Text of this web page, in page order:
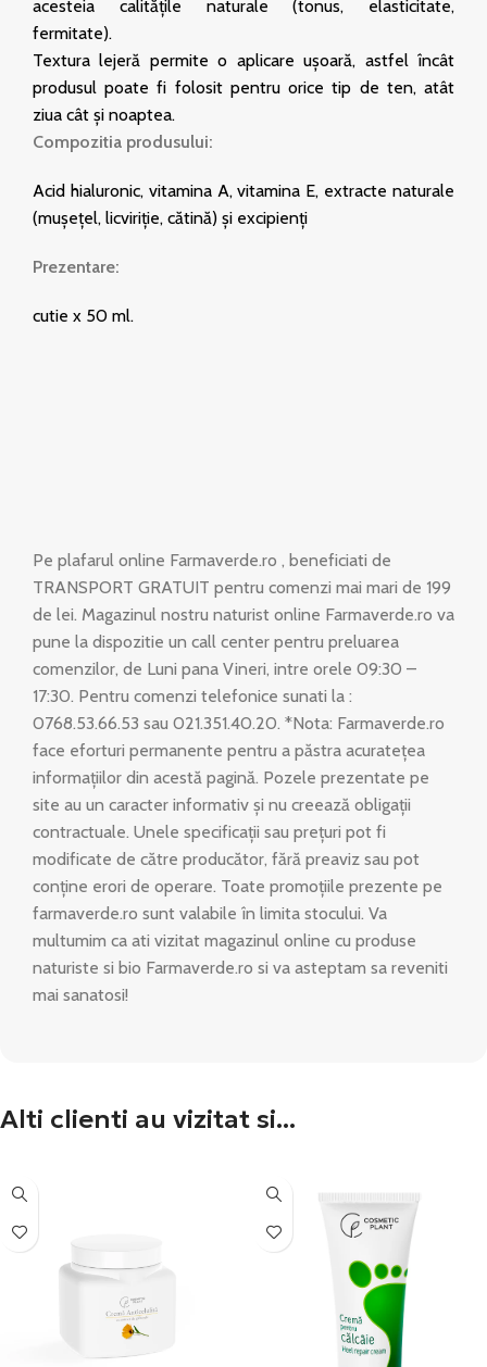
acesteia calităţile naturale (tonus, elasticitate,
fermitate).
Textura lejeră permite o aplicare uşoară, astfel încât
produsul poate fi folosit pentru orice tip de ten, atât
ziua cât şi noaptea.
Compozitia produsului:
Acid hialuronic, vitamina A, vitamina E, extracte naturale
(muşeţel, licviriţie, cătină) și excipienți
Prezentare:
cutie x 50 ml.
Pe plafarul online Farmaverde.ro , beneficiati de
TRANSPORT GRATUIT pentru comenzi mai mari de 199
de lei. Magazinul nostru naturist online Farmaverde.ro va
pune la dispozitie un call center pentru preluarea
comenzilor, de Luni pana Vineri, intre orele 09:30 –
17:30. Pentru comenzi telefonice sunati la :
0768.53.66.53 sau 021.351.40.20. *Nota: Farmaverde.ro
face eforturi permanente pentru a păstra acuratețea
informațiilor din acestă pagină. Pozele prezentate pe
site au un caracter informativ și nu creează obligații
contractuale. Unele specificații sau prețuri pot fi
modificate de către producător, fără preaviz sau pot
conține erori de operare. Toate promoțiile prezente pe
farmaverde.ro sunt valabile în limita stocului. Va
multumim ca ati vizitat magazinul online cu produse
naturiste si bio Farmaverde.ro si va asteptam sa reveniti
mai sanatosi!
Alti clienti au vizitat si...